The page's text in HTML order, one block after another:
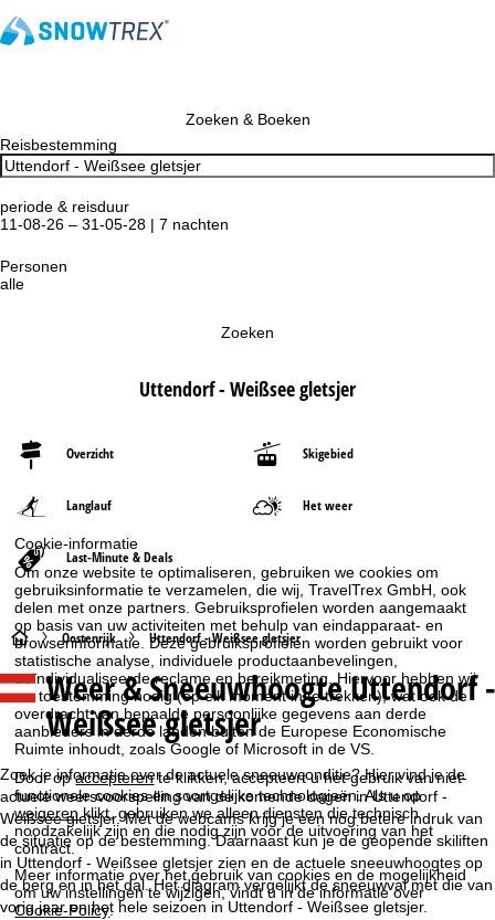
Cookie-informatie
Om onze website te optimaliseren, gebruiken we cookies om
gebruiksinformatie te verzamelen, die wij, TravelTrex GmbH, ook
delen met onze partners. Gebruiksprofielen worden aangemaakt
op basis van uw activiteiten met behulp van eindapparaat- en
browserinformatie. Deze gebruiksprofielen worden gebruikt voor
statistische analyse, individuele productaanbevelingen,
geïndividualiseerde reclame en bereikmeting. Hiervoor hebben wij
uw toestemming nodig (op elk moment in te trekken), wat ook de
overdracht van bepaalde persoonlijke gegevens aan derde
aanbieders in derde landen buiten de Europese Economische
Ruimte inhoudt, zoals Google of Microsoft in de VS.
Door opaccepterente klikken, accepteert u het gebruik van niet-
functionele cookies en soortgelijke technologieën. Als u op
weigerenklikt, gebruiken we alleen diensten die technisch
noodzakelijk zijn en die nodig zijn voor de uitvoering van het
contract.
Meer informatie over het gebruik van cookies en de mogelijkheid
om uw instellingen te wijzigen, vindt u in de informatie over
Cookie-Policy.
Zoeken & Boeken
Reisbestemming
periode & reisduur
11-08-26 – 31-05-28 | 7 nachten
Personen
alle
Zoeken
Uttendorf - Weißsee gletsjer
Overzicht Skigebied
Langlauf Het weer
Last-Minute & Deals
S
t
a
r
t
p
a
Oostenrijk Uttendorf - Weißsee gletsjer
Weer & Sneeuwhoogte Uttendorf -
Weißsee gletsjer
Zoek je informatie over de actuele sneeuwconditie? Hier vind je de
actuele weersvoorspelling van de komende dagen in Uttendorf -
Weißsee gletsjer. Met de webcams krijg je een nog betere indruk van
de situatie op de bestemming. Daarnaast kun je de geopende skiliften
in Uttendorf - Weißsee gletsjer zien en de actuele sneeuwhoogtes op
de berg en in het dal. Het diagram vergelijkt de sneeuwval met die van
vorig jaar en het hele seizoen in Uttendorf - Weißsee gletsjer.